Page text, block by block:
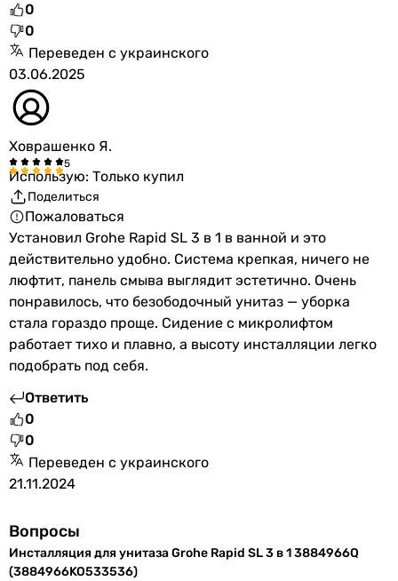
0
0
Переведен с украинского
03.06.2025
Ховрашенко Я.
Использую: Только купил
Поделиться
Пожаловаться
Установил Grohe Rapid SL 3 в 1 в ванной и это
действительно удобно. Система крепкая, ничего не
люфтит, панель смыва выглядит эстетично. Очень
понравилось, что безободочный унитаз — уборка
стала гораздо проще. Сидение с микролифтом
работает тихо и плавно, а высоту инсталляции легко
подобрать под себя.
Ответить
0
0
Переведен с украинского
21.11.2024
Вопросы
Инсталляция для унитаза Grohe Rapid SL 3 в 1 3884966Q
(3884966KO533536)